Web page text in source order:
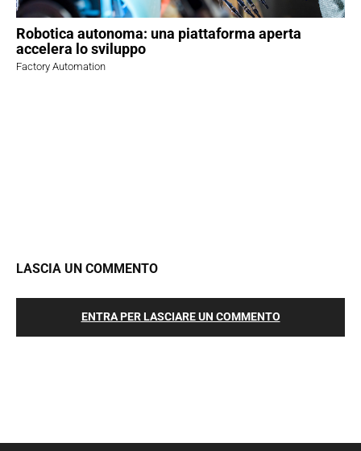
Robotica autonoma: una piattaforma aperta
accelera lo sviluppo
Factory Automation
LASCIA UN COMMENTO
ENTRA PER LASCIARE UN COMMENTO